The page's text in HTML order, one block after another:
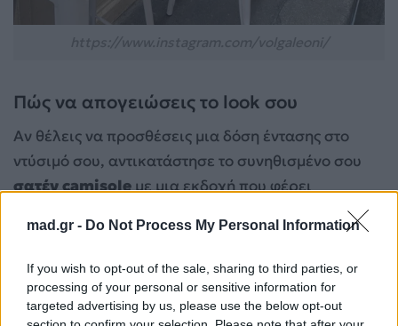
mad.gr - Do Not Process My Personal Information
If you wish to opt-out of the sale, sharing to third parties, or
processing of your personal or sensitive information for
targeted advertising by us, please use the below opt-out
Πώς να απογειώσεις το look σου
Αν θέλεις να προσθέσεις μια δόση έντασης στο
ντύσιμό σου, αντικατάστησε το συνηθισμένο σου
σατέν camisoleμε μια εκδοχή που φέρει
δαντελένιες λεπτομέρειες. Η λεπτομέρεια κάνει τη
διαφορά, οπότε αναζήτησε κομμάτια όπου η
δαντέλα καλύπτει μεγαλύτερες επιφάνειες
όπως το μπούστο, για ένα πιο statement
αποτέλεσμα. Τέλος, αν είσαι από τις τολμηρές, το